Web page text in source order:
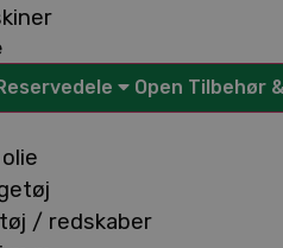
Open Tilbehør
/ redskaber